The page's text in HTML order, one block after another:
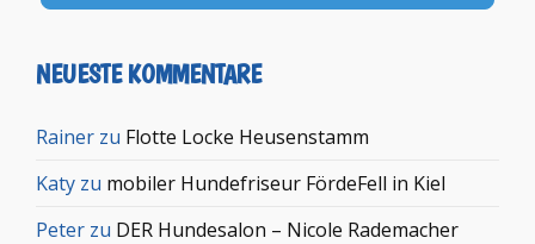
NEUESTE KOMMENTARE
Rainer zu Flotte Locke Heusenstamm
Katy zu mobiler Hundefriseur FördeFell in Kiel
Peter zu DER Hundesalon – Nicole Rademacher